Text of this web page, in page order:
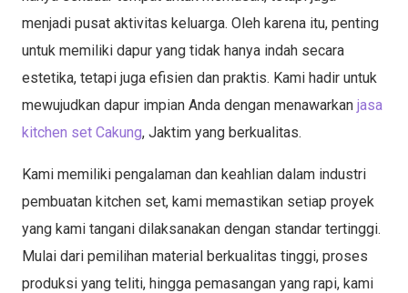
menjadi pusat aktivitas keluarga. Oleh karena itu, penting
untuk memiliki dapur yang tidak hanya indah secara
estetika, tetapi juga efisien dan praktis. Kami hadir untuk
mewujudkan dapur impian Anda dengan menawarkan jasa
kitchen set Cakung, Jaktim yang berkualitas.
Kami memiliki pengalaman dan keahlian dalam industri
pembuatan kitchen set, kami memastikan setiap proyek
yang kami tangani dilaksanakan dengan standar tertinggi.
Mulai dari pemilihan material berkualitas tinggi, proses
produksi yang teliti, hingga pemasangan yang rapi, kami